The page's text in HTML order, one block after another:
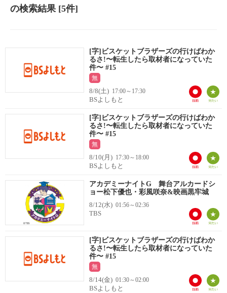
の検索結果[5件]
[字]ビスケットブラザーズの行けばわか
るさ!〜転生したら取材者になっていた
件〜 #15
無
8/8(土) 17:00～17:30
BSよしもと
[字]ビスケットブラザーズの行けばわか
るさ!〜転生したら取材者になっていた
件〜 #15
無
8/10(月) 17:30～18:00
BSよしもと
アカデミーナイトG 舞台アルカードシ
ョー松下優也・彩風咲奈&映画黒牢城
8/12(水) 01:56～02:36
TBS
[字]ビスケットブラザーズの行けばわか
るさ!〜転生したら取材者になっていた
件〜 #15
無
8/14(金) 01:30～02:00
BSよしもと